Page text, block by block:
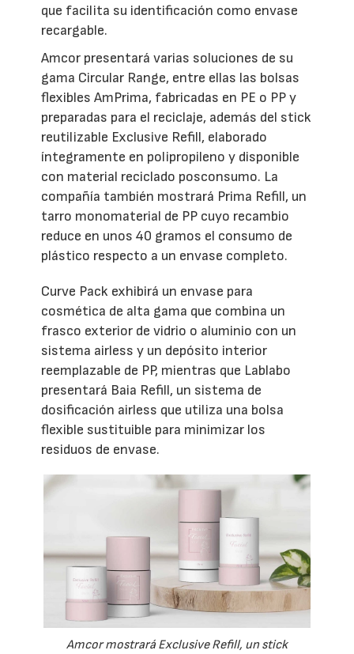
que facilita su identificación como envase
recargable.
Amcor presentará varias soluciones de su
gama Circular Range, entre ellas las bolsas
flexibles AmPrima, fabricadas en PE o PP y
preparadas para el reciclaje, además del stick
reutilizable Exclusive Refill, elaborado
íntegramente en polipropileno y disponible
con material reciclado posconsumo. La
compañía también mostrará Prima Refill, un
tarro monomaterial de PP cuyo recambio
reduce en unos 40 gramos el consumo de
plástico respecto a un envase completo.
Curve Pack exhibirá un envase para
cosmética de alta gama que combina un
frasco exterior de vidrio o aluminio con un
sistema airless y un depósito interior
reemplazable de PP, mientras que Lablabo
presentará Baia Refill, un sistema de
dosificación airless que utiliza una bolsa
flexible sustituible para minimizar los
residuos de envase.
Amcor mostrará Exclusive Refill, un stick